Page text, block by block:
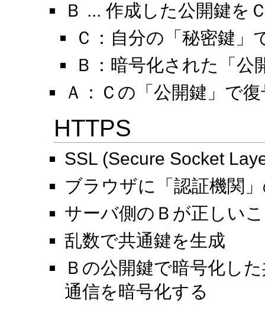
Ｂ ... 作成した公開鍵を
Ｃ：自分の「秘密鍵」
Ｂ：暗号化された「公
Ａ：Ｃの「公開鍵」で復
HTTPS
SSL (Secure Socket
ブラウザに「認証機関
サーバ側のＢが正しい
乱数で共通鍵を生成
Ｂの公開鍵で暗号化し
通信を暗号化する